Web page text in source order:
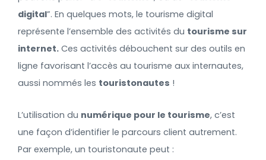
digital”. En quelques mots, le tourisme digital
représente l’ensemble des activités du tourisme sur
internet. Ces activités débouchent sur des outils en
ligne favorisant l’accès au tourisme aux internautes,
aussi nommés les touristonautes !
L’utilisation du numérique pour le tourisme, c’est
une façon d’identifier le parcours client autrement.
Par exemple, un touristonaute peut :